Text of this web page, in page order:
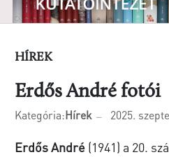
HÍREK
Erdős André fotói
Kategória:Hírek 2025.
Erdős André (1941) a 20.